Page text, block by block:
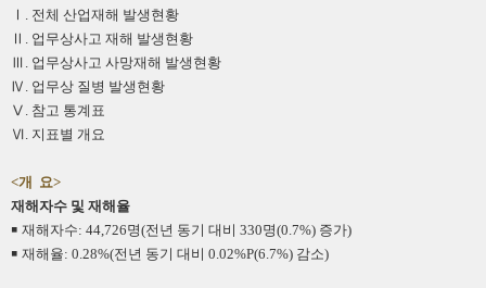
Ⅰ. 전체 산업재해 발생현황
Ⅱ. 업무상사고 재해 발생현황
Ⅲ. 업무상사고 사망재해 발생현황
Ⅳ. 업무상 질병 발생현황
Ⅴ. 참고 통계표
Ⅵ. 지표별 개요
<개 요>
재해자수 및 재해율
￭ 재해자수: 44,726명(전년 동기 대비 330명(0.7%) 증가)
￭ 재해율: 0.28%(전년 동기 대비 0.02%P(6.7%) 감소)